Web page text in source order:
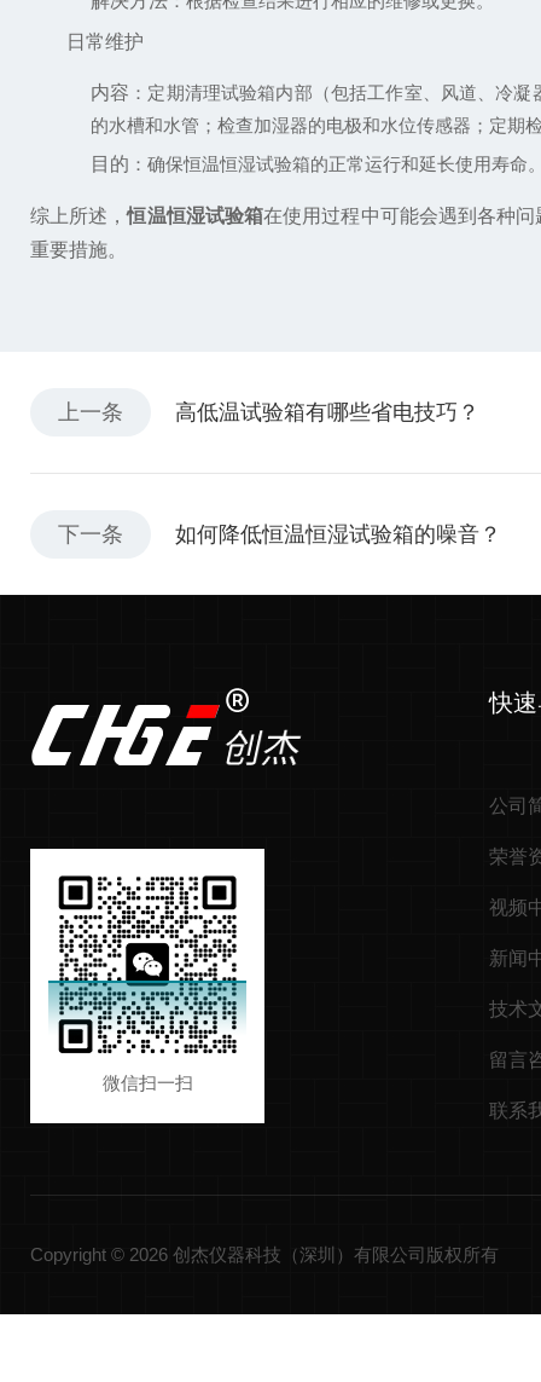
日常维护
内容 ：定期清理试验箱内部（包括工作室、风道、冷
的水槽和水管；检查加湿器的电极和水位传感器；定期
目的 ：确保恒温恒湿试验箱的正常运行和延长使用寿命
综上所述，恒温恒湿试验箱在使用过程中可能会遇到各种
重要措施。
上一条 高低温试验箱有哪些省电技巧？
下一条 如何降低恒温恒湿试验箱的噪音？
微信扫一扫
快
公司
荣誉
视频
新闻
技术
留言
联系
Copyright © 2026 创杰仪器科技（深圳）有限公司版权所有